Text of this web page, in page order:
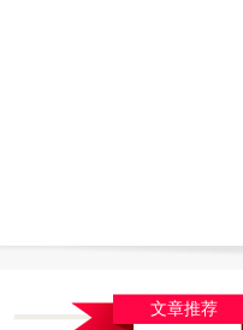
静的非凡魅力，更将当晚新
文章推荐